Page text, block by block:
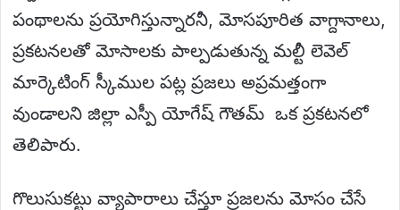
పంథాలను ప్రయోగిస్తున్నారనీ, మోసపూరిత వాగ్దానాలు,
ప్రకటనలతో మోసాలకు పాల్పడుతున్న మల్టీ లెవెల్‌
మార్కెటింగ్‌ స్కీముల పట్ల ప్రజలు అప్రమత్తంగా
వుండాలని జిల్లా ఎస్పీ యోగేష్ గౌతమ్ ఒక ప్రకటనలో
తెలిపారు.
గొలుసుకట్టు వ్యాపారాలు చేస్తూ ప్రజలను మోసం చేసే